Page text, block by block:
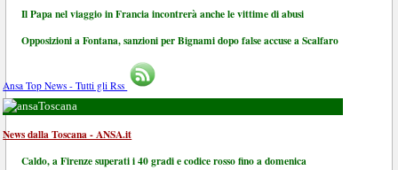
Il Papa nel viaggio in Francia incontrerà anche le vittime di abusi
Opposizioni a Fontana, sanzioni per Bignami dopo false accuse a Scalfaro
Ansa Top News - Tutti gli Rss
Toscana
News dalla Toscana - ANSA.it
Caldo, a Firenze superati i 40 gradi e codice rosso fino a domenica